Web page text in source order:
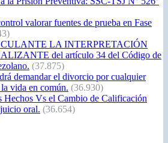
valorar fuentes de prueba en Fase
LA INTERPRETACIÓN
del artículo 34 del Código de
(37.875)
demandar el divorcio por cualquier
vida en común. (36.930)
Hechos Vs el Cambio de Calificación
oral. (36.654)